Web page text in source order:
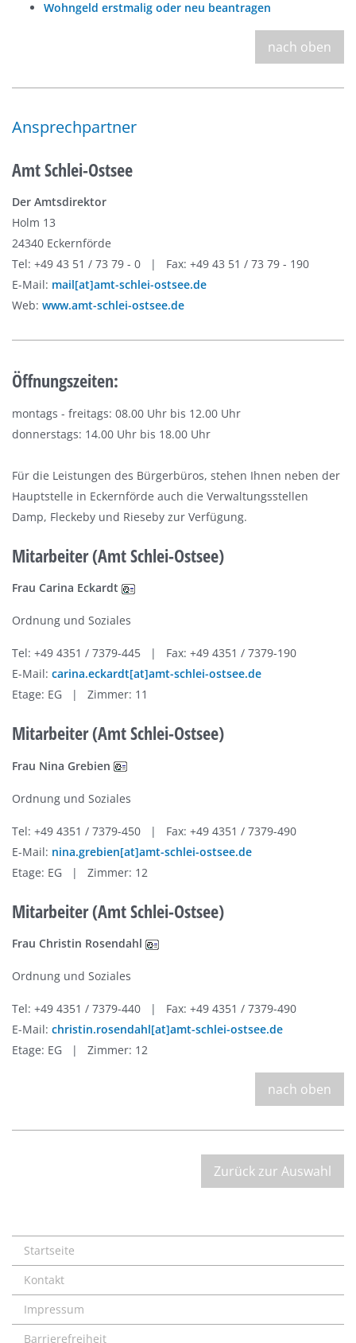
Wohngeld erstmalig oder neu beantragen
nach oben
Ansprechpartner
Amt Schlei-Ostsee
Der Amtsdirektor
Holm 13
24340 Eckernförde
Tel: +49 43 51 / 73 79 - 0 | Fax: +49 43 51 / 73 79 - 190
E-Mail: mail[at]amt-schlei-ostsee.de
Web: www.amt-schlei-ostsee.de
Öffnungszeiten:
montags - freitags: 08.00 Uhr bis 12.00 Uhr
donnerstags: 14.00 Uhr bis 18.00 Uhr
Für die Leistungen des Bürgerbüros, stehen Ihnen neben der
Hauptstelle in Eckernförde auch die Verwaltungsstellen
Damp, Fleckeby und Rieseby zur Verfügung.
Mitarbeiter (Amt Schlei-Ostsee)
Frau Carina Eckardt
Ordnung und Soziales
Tel: +49 4351 / 7379-445 | Fax: +49 4351 / 7379-190
E-Mail: carina.eckardt[at]amt-schlei-ostsee.de
Etage: EG | Zimmer: 11
Mitarbeiter (Amt Schlei-Ostsee)
Frau Nina Grebien
Ordnung und Soziales
Tel: +49 4351 / 7379-450 | Fax: +49 4351 / 7379-490
E-Mail: nina.grebien[at]amt-schlei-ostsee.de
Etage: EG | Zimmer: 12
Mitarbeiter (Amt Schlei-Ostsee)
Frau Christin Rosendahl
Ordnung und Soziales
Tel: +49 4351 / 7379-440 | Fax: +49 4351 / 7379-490
E-Mail: christin.rosendahl[at]amt-schlei-ostsee.de
Etage: EG | Zimmer: 12
nach oben
Zurück zur Auswahl
Startseite
Kontakt
Impressum
Barrierefreiheit